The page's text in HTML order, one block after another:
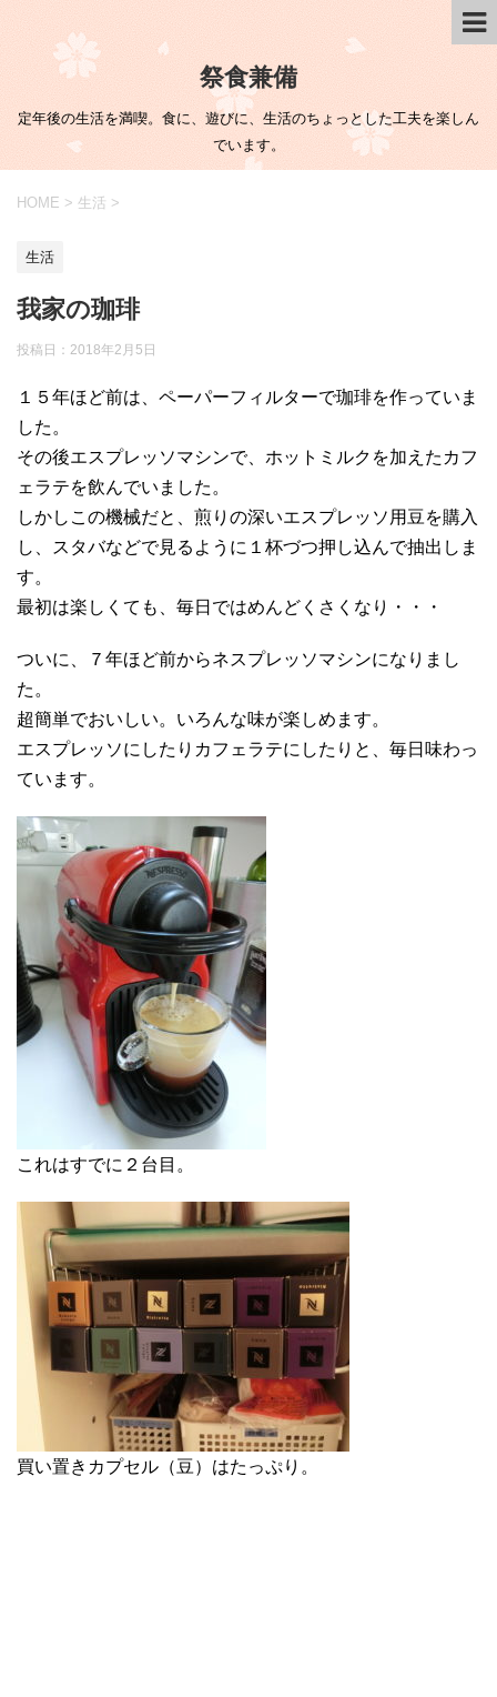
祭食兼備
定年後の生活を満喫。食に、遊びに、生活のちょっとした工夫を楽しん
でいます。
HOME > 生活 >
生活
我家の珈琲
投稿日： 2018年2月5日
１５年ほど前は、ペーパーフィルターで珈琲を作っていま
した。
その後エスプレッソマシンで、ホットミルクを加えたカフ
ェラテを飲んでいました。
しかしこの機械だと、煎りの深いエスプレッソ用豆を購入
し、スタバなどで見るように１杯づつ押し込んで抽出しま
す。
最初は楽しくても、毎日ではめんどくさくなり・・・
ついに、７年ほど前からネスプレッソマシンになりまし
た。
超簡単でおいしい。いろんな味が楽しめます。
エスプレッソにしたりカフェラテにしたりと、毎日味わっ
ています。
これはすでに２台目。
買い置きカプセル（豆）はたっぷり。